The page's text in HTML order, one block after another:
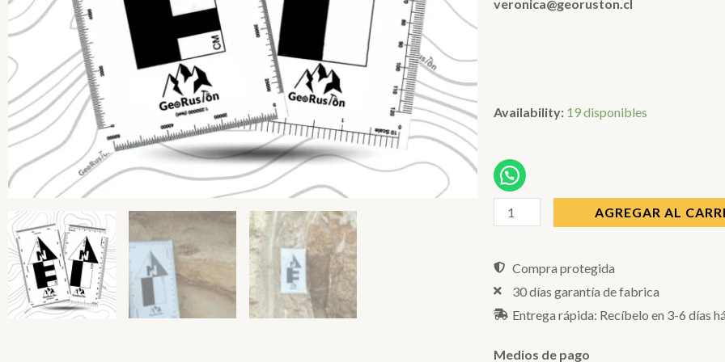
veronica@georuston.cl
Availability: 19 disponibles
FICHA
FOTOGRAFICA
NORTE
AGREGAR AL
Compra protegida
30 días garantía de fabrica
Entrega rápida: Recíbelo en 3-6 días
Medios de pago